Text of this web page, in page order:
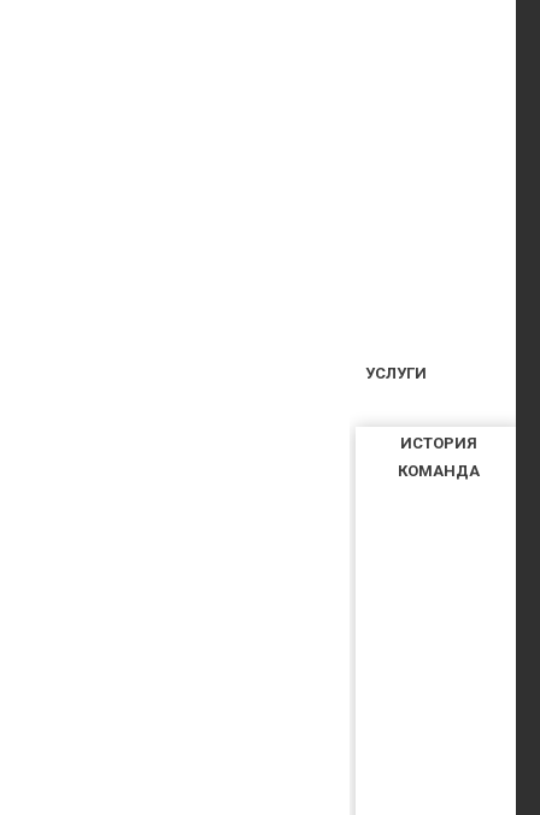
ИСТОРИЯ
КОМАНДА
УСЛУГИ